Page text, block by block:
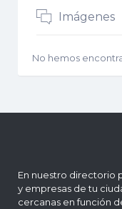
Imágenes
No hemos
En nuestro directorio
y empresas de tu
cercanas en función